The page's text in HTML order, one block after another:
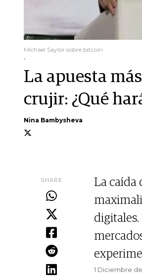
Michael Saylor sobre bitcoin
.
La apuesta
crujir: ¿Qué
Nina Bambysheva
SHARE
La caída
1 Diciembre de